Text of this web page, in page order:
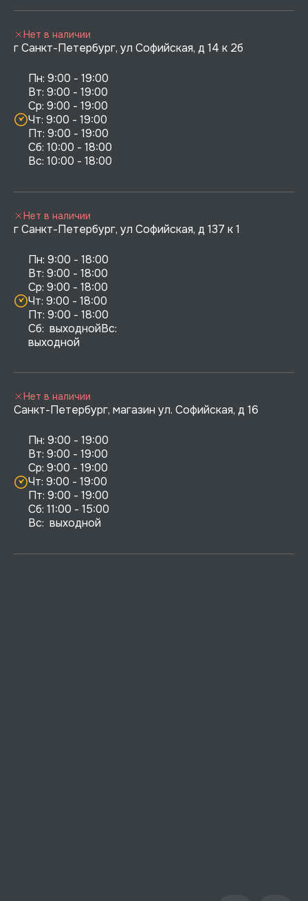
г Санкт-Петербург, ул Софийская, д 14 к 2б
Пн: 9:00 - 19:00
Вт: 9:00 - 19:00
Ср: 9:00 - 19:00
Чт: 9:00 - 19:00
Пт: 9:00 - 19:00
Сб: 10:00 - 18:00
Нет в наличии
г Санкт-Петербург, ул Софийская, д 137 к 1
Пн: 9:00 - 18:00
Вт: 9:00 - 18:00
Ср: 9:00 - 18:00
Чт: 9:00 - 18:00
Пт: 9:00 - 18:00
Сб:  выходнойВс:
выходной
Нет в наличии
Санкт-Петербург, магазин ул. Софийская, д 16
Пн: 9:00 - 19:00
Вт: 9:00 - 19:00
Ср: 9:00 - 19:00
Чт: 9:00 - 19:00
Пт: 9:00 - 19:00
Сб: 11:00 - 15:00
Вс:  выходной
Нет в наличии